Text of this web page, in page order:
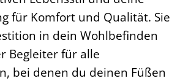
für Komfort und Qualität. Sie
in dein Wohlbefinden
Begleiter für alle
bei denen du deinen Füßen